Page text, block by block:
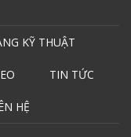
KỸ THUẬT
TIN TỨC
HỆ